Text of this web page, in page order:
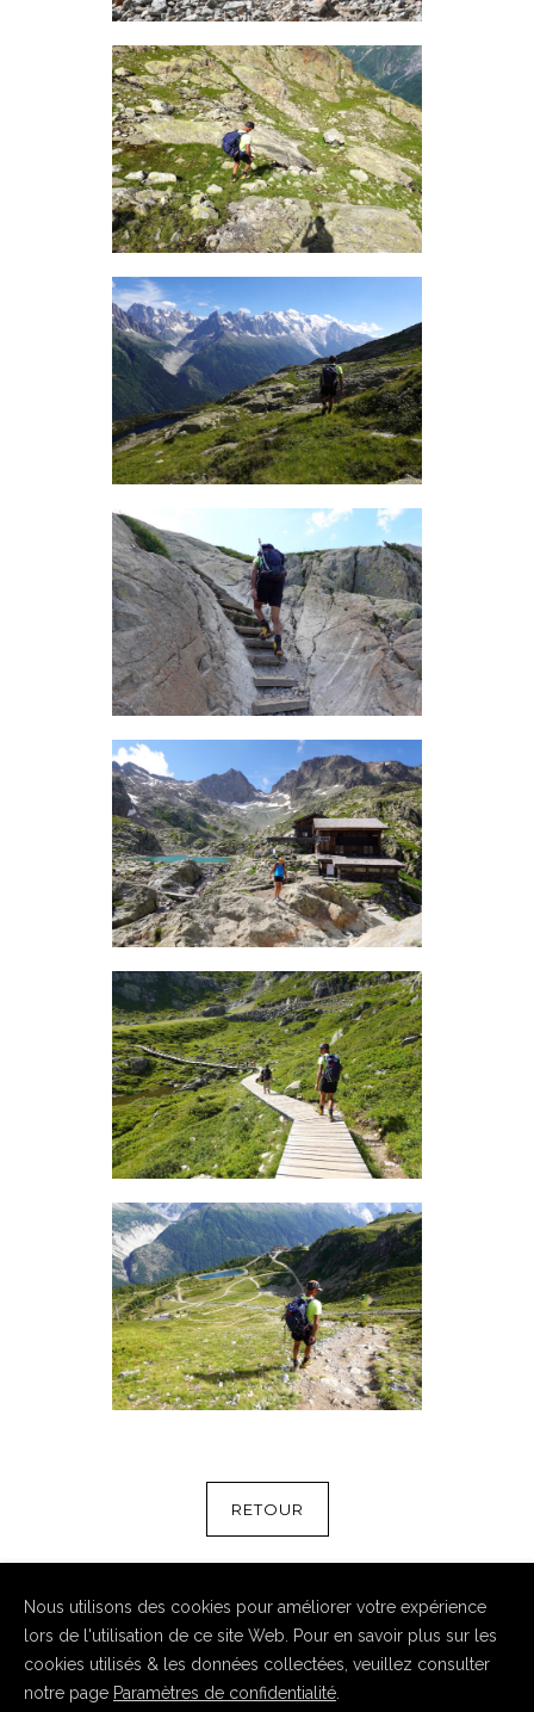
RETOUR
Nous utilisons des cookies pour améliorer votre expérience
lors de l'utilisation de ce site Web. Pour en savoir plus sur les
cookies utilisés & les données collectées, veuillez consulter
notre page Paramètres de confidentialité